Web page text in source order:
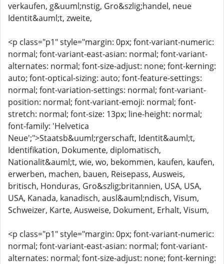
verkaufen, g&uuml;nstig, Gro&szlig;handel, neue
Identit&auml;t, zweite,
<p class="p1" style="margin: 0px; font-variant-numeric:
normal; font-variant-east-asian: normal; font-variant-
alternates: normal; font-size-adjust: none; font-kerning:
auto; font-optical-sizing: auto; font-feature-settings:
normal; font-variation-settings: normal; font-variant-
position: normal; font-variant-emoji: normal; font-
stretch: normal; font-size: 13px; line-height: normal;
font-family: 'Helvetica
Neue';">Staatsb&uuml;rgerschaft, Identit&auml;t,
Identifikation, Dokumente, diplomatisch,
Nationalit&auml;t, wie, wo, bekommen, kaufen, kaufen,
erwerben, machen, bauen, Reisepass, Ausweis,
britisch, Honduras, Gro&szlig;britannien, USA, USA,
USA, Kanada, kanadisch, ausl&auml;ndisch, Visum,
Schweizer, Karte, Ausweise, Dokument, Erhalt, Visum,
<p class="p1" style="margin: 0px; font-variant-numeric:
normal; font-variant-east-asian: normal; font-variant-
alternates: normal; font-size-adjust: none; font-kerning: